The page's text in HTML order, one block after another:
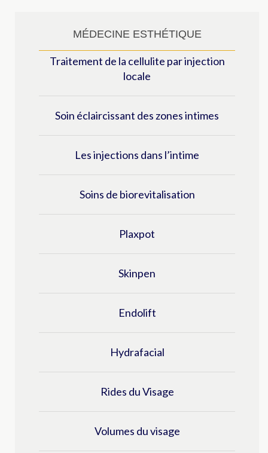
MÉDECINE ESTHÉTIQUE
Traitement de la cellulite par injection
locale
Soin éclaircissant des zones intimes
Les injections dans l’intime
Soins de biorevitalisation
Plaxpot
Skinpen
Endolift
Hydrafacial
Rides du Visage
Volumes du visage